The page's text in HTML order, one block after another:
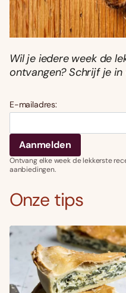
Wil je iedere week de
ontvangen? Schrijf je
E-mailadres:
Ontvang elke week de lekkerste
aanbiedingen.
Onze tips